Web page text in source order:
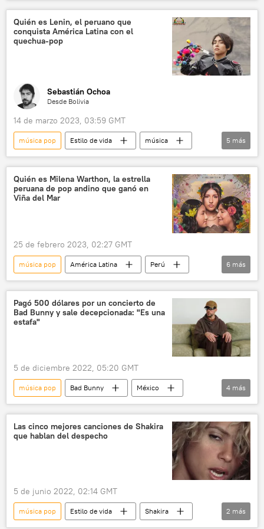
Quién es Lenin, el peruano que
conquista América Latina con el
quechua-pop
Sebastián Ochoa
Desde Bolivia
14 de marzo 2023, 03:59 GMT
música pop Estilo de vida
música
quechua
Perú
👤 Gente
🎭 Arte y cultura
💬 Entrevistas
5 más
Quién es Milena Warthon, la estrella
peruana de pop andino que ganó en
Viña del Mar
25 de febrero 2023, 02:27 GMT
música pop América Latina
Perú
📰 Crisis política en Perú tras la destitución de Castillo
sociedad
🎭 Arte y cultura
Chile
Festival Internacional de la Canción de Viña del Mar
6 más
Pagó 500 dólares por un concierto de
Bad Bunny y sale decepcionada: "Es una
estafa"
5 de diciembre 2022, 05:20 GMT
música pop Bad Bunny
México
Monterrey
👤 Gente
Estilo de vida
música
4 más
Las cinco mejores canciones de Shakira
que hablan del despecho
5 de junio 2022, 02:14 GMT
música pop Estilo de vida
Shakira
2 más